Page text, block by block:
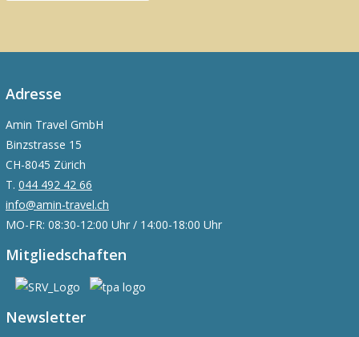
Adresse
Amin Travel GmbH
Binzstrasse 15
CH-8045 Zürich
T. 044 492 42 66
info@amin-travel.ch
MO-FR: 08:30-12:00 Uhr / 14:00-18:00 Uhr
Mitgliedschaften
Newsletter